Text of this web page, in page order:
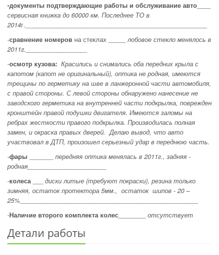
-документы подтверждающие работы и обслуживание авто
сервисная книжка до 60000 км. Последнее ТО в
2014г._____________________________________________________
-сравнение номеров на стеклах _____лобовое стекло менялось в
2011г.__________________
-осмотр кузова: Красились и снимались оба передних крыла с
капотом (капот не оригинальный), оптика не родная, имеются
трещины по герметику на шве в ланжеронной части автомобиля,
с правой стороны. С левой стороны обнаружено нанесение не
заводского герметика на внутренней части подкрылка, поврежден
кронштейн правой подушки двигателя. Имеются заломы на
ребрах жесткости правого подкрылка. Производилась полная
замен, и окраска правых дверей. Делаю вывод, что авто
участвовал в ДТП, произошел серьезный удар в переднюю часть.
-фары
передняя оптика менялась в 2011г., задняя -
родная_______________________
-колеса___ диски литые (требуют покраски), резина только
зимняя, остаток протектора 5мм., остаток шипов - 20 –
25%
-Наличие второго комплекта колес отсутствует
Детали работы